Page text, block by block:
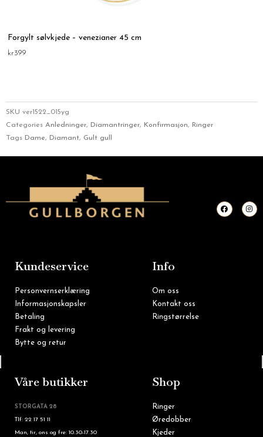
Forgylt sølvkjede – venezianer 45 cm
kr399
SKU ver1522_015yg
Categories Anledninger, Diamantringer, Konfirmasjon, Ringer
Tags Dame, Diamant, Gult gull
F
a
c
I
n
s
Kundeservice
Personvernserklæring
Informasjonskapsler
Betaling
Frakt og levering
Bytte og retur
Info
Om oss
Kontakt oss
Ringstørrelse
Våre butikker
STORGATA 28
Tlf: 22 17 51 11
Man, tir, ons og fre: 10.30-17.30
Shop
Ringer
Øredobber
Kjeder